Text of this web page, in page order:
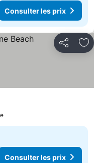
Consulter les prix
Partager
Consulter les prix